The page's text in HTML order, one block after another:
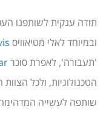
תודה ענקית לשותפנו
ובמיוחד לאלי מטיאוויס
'תעבורה', לאפרת סוכר
הטכנולוגיות, ולכל
שותפה לעשייה